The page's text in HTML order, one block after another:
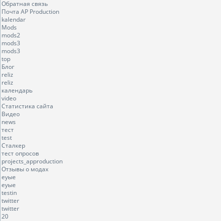
Обратная связь
Почта AP Production
kalendar
Mods
mods2
mods3
mods3
top
Блог
reliz
reliz
календарь
video
Статистика сайта
Видео
news
тест
test
Сталкер
тест опросов
projects_approduction
Отзывы о модах
еуые
еуые
testin
twitter
twitter
20